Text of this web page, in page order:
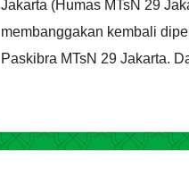
Jakarta (Humas MTsN 29
membanggakan kembali
Paskibra MTsN 29 Jakarta.